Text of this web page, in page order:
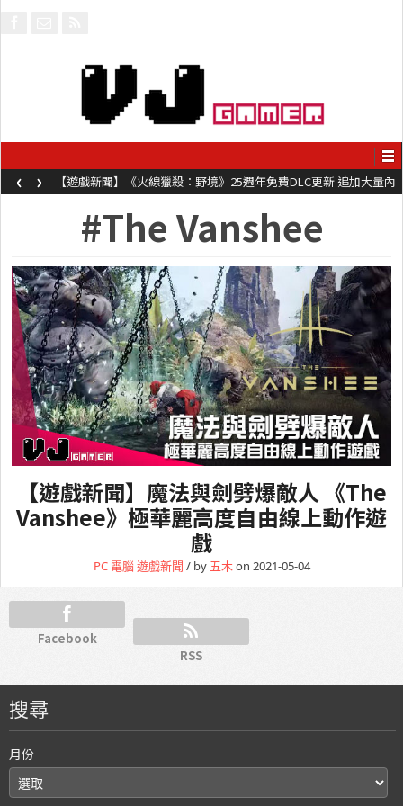
【遊戲新聞】《火線獵殺：野境》25週年免費DLC更新 追加大量內
容同時系舊作限時超平價折扣
‹ ›
#The Vanshee
【遊戲新聞】魔法與劍劈爆敵人 《The
Vanshee》極華麗高度自由線上動作遊
戲
PC 電腦遊戲新聞 / by 五木on 2021-05-04
Facebook
RSS
搜尋
月份